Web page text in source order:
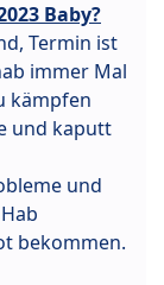
Baby?
Termin ist
immer Mal
kämpfen
und kaputt
und
bekommen.